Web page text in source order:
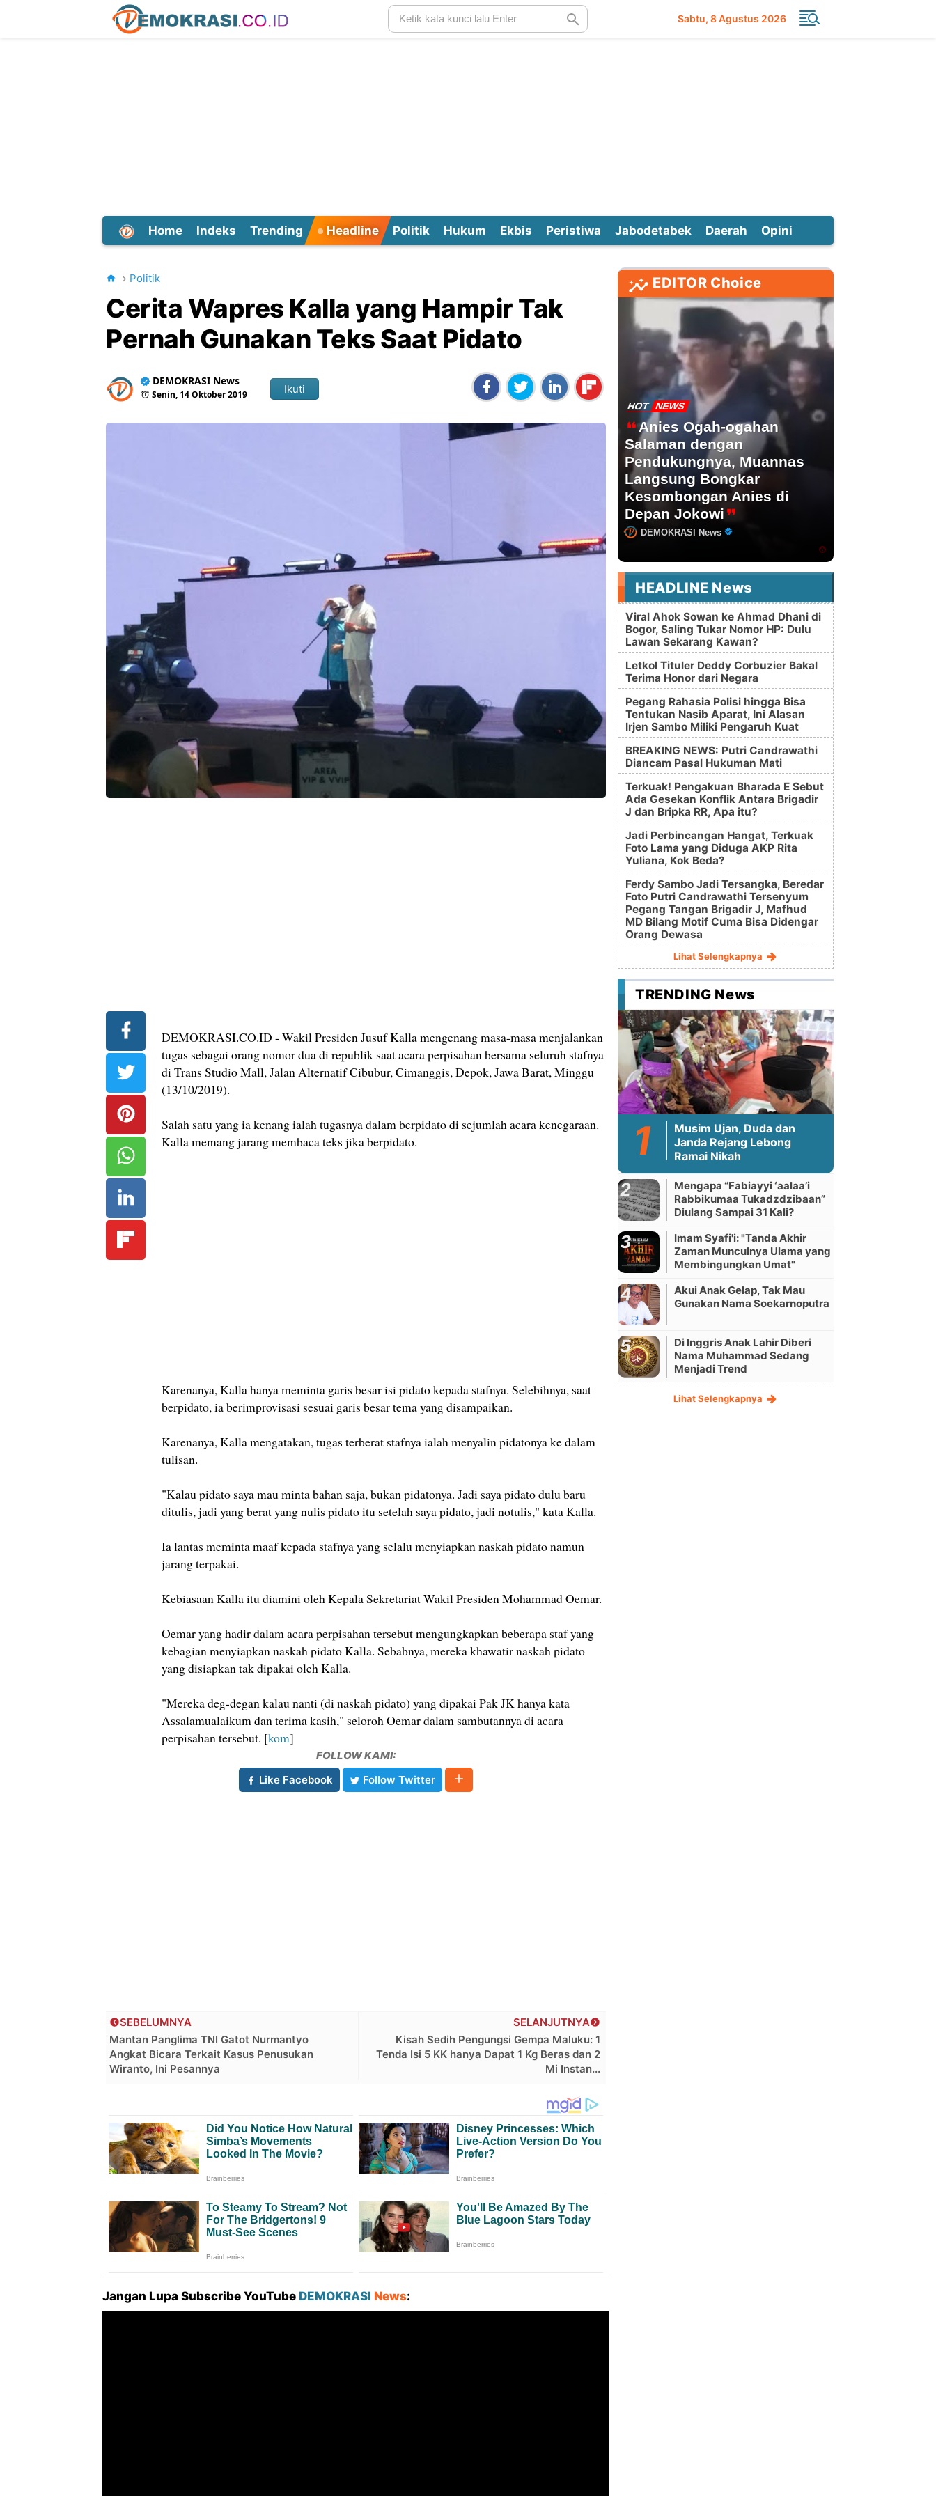
Sabtu 8 Agustus 2026
Home Indeks Trending Headline Politik Hukum Ekbis Peristiwa Jabodetabek Daerah Opini
Politik
Cerita Wapres Kalla yang Hampir Tak
Pernah Gunakan Teks Saat Pidato
DEMOKRASI News
Senin, 14 Oktober 2019 Ikuti
DEMOKRASI.CO.ID - Wakil Presiden Jusuf Kalla mengenang masa-masa menjalankan
tugas sebagai orang nomor dua di republik saat acara perpisahan bersama seluruh stafnya
di Trans Studio Mall, Jalan Alternatif Cibubur, Cimanggis, Depok, Jawa Barat, Minggu
(13/10/2019).
Salah satu yang ia kenang ialah tugasnya dalam berpidato di sejumlah acara kenegaraan.
Kalla memang jarang membaca teks jika berpidato.
Karenanya, Kalla hanya meminta garis besar isi pidato kepada stafnya. Selebihnya, saat
berpidato, ia berimprovisasi sesuai garis besar tema yang disampaikan.
Karenanya, Kalla mengatakan, tugas terberat stafnya ialah menyalin pidatonya ke dalam
tulisan.
"Kalau pidato saya mau minta bahan saja, bukan pidatonya. Jadi saya pidato dulu baru
ditulis, jadi yang berat yang nulis pidato itu setelah saya pidato, jadi notulis," kata Kalla.
Ia lantas meminta maaf kepada stafnya yang selalu menyiapkan naskah pidato namun
jarang terpakai.
Kebiasaan Kalla itu diamini oleh Kepala Sekretariat Wakil Presiden Mohammad Oemar.
Oemar yang hadir dalam acara perpisahan tersebut mengungkapkan beberapa staf yang
kebagian menyiapkan naskah pidato Kalla. Sebabnya, mereka khawatir naskah pidato
yang disiapkan tak dipakai oleh Kalla.
"Mereka deg-degan kalau nanti (di naskah pidato) yang dipakai Pak JK hanya kata
Assalamualaikum dan terima kasih," seloroh Oemar dalam sambutannya di acara
perpisahan tersebut. [kom]
FOLLOW KAMI:
Like Facebook
Follow Twitter
SELANJUTNYA
Kisah Sedih Pengungsi Gempa Maluku: 1
Tenda Isi 5 KK hanya Dapat 1 Kg Beras dan 2
Mi Instan...
SEBELUMNYA
Mantan Panglima TNI Gatot Nurmantyo
Angkat Bicara Terkait Kasus Penusukan
Wiranto, Ini Pesannya
Jangan Lupa Subscribe YouTube DEMOKRASI News:
EDITOR Choice
HOT NEWS
Anies Ogah-ogahan
Salaman dengan
Pendukungnya, Muannas
Langsung Bongkar
Kesombongan Anies di
Depan Jokowi
DEMOKRASI News
HEADLINE News
Viral Ahok Sowan ke Ahmad Dhani di
Bogor, Saling Tukar Nomor HP: Dulu
Lawan Sekarang Kawan?
Letkol Tituler Deddy Corbuzier Bakal
Terima Honor dari Negara
Pegang Rahasia Polisi hingga Bisa
Tentukan Nasib Aparat, Ini Alasan
Irjen Sambo Miliki Pengaruh Kuat
BREAKING NEWS: Putri Candrawathi
Diancam Pasal Hukuman Mati
Terkuak! Pengakuan Bharada E Sebut
Ada Gesekan Konflik Antara Brigadir
J dan Bripka RR, Apa itu?
Jadi Perbincangan Hangat, Terkuak
Foto Lama yang Diduga AKP Rita
Yuliana, Kok Beda?
Ferdy Sambo Jadi Tersangka, Beredar
Foto Putri Candrawathi Tersenyum
Pegang Tangan Brigadir J, Mafhud
MD Bilang Motif Cuma Bisa Didengar
Orang Dewasa
Lihat Selengkapnya
TRENDING News
Musim Ujan, Duda dan
Janda Rejang Lebong
Ramai Nikah
Mengapa “Fabiayyi ‘aalaa’i
Rabbikumaa Tukadzdzibaan”
Diulang Sampai 31 Kali?
Imam Syafi'i: "Tanda Akhir
Zaman Munculnya Ulama yang
Membingungkan Umat"
Akui Anak Gelap, Tak Mau
Gunakan Nama Soekarnoputra
Di Inggris Anak Lahir Diberi
Nama Muhammad Sedang
Menjadi Trend
Lihat Selengkapnya